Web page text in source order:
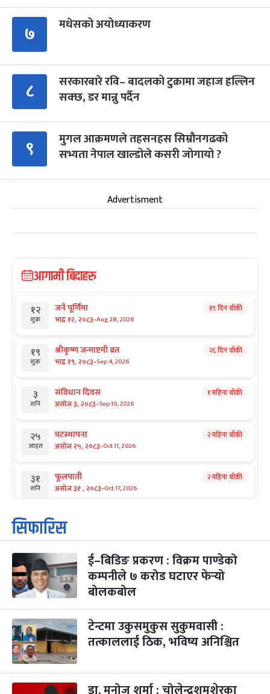
७ मधेसको अयोध्याकरण
८
सरकारबारे रवि– बादलको टुक्रामा जहाज हल्लिन
सक्छ, डर मान्नु पर्दैन
९
मुगल आक्रमणले तहसनहस सिम्रौनगढको
सभ्यता नेपाल खाल्डोले कसरी जोगायो ?
Advertisment
आगामी बिदाहरु
१२
शुक्र
जनै पूर्णिमा
भाद्र १२, २०८३-Aug 28, 2026
१९ दिन बाँकी
१९
शुक्र
श्रीकृष्ण जन्माष्टमी व्रत
भाद्र १९, २०८३-Sep 4, 2026
२६ दिन बाँकी
३
शनि
संविधान दिवस
असोज ३, २०८३-Sep 19, 2026
१ महिना बाँकी
२५
आइत
घटस्थापना
असोज २५, २०८३-Oct 11, 2026
२ महिना बाँकी
३१
शनि
फूलपाती
असोज ३१ , २०८३-Oct 17, 2026
२ महिना बाँकी
१
आइत
कार्तिक सङ्क्रान्ति
कार्तिक १, २०८३
३
मंगल
महानवमी
कार्तिक ३, २०८३-Oct 20, 2026
२ महिना बाँकी
४
५
बिहि
पापा‌ङ्कुशा एकादशी व्रत
कार्तिक ५, २०८३
२ महिना बाँकी
कुकुर तिहार ३ महिना बाँकी
सिफारिस
ई–बिडिङ प्रकरण : विक्रम पाण्डेको
कम्पनीले ७ करोड घटाएर फेर्‍यो
बोलकबोल
टेन्टमा उकुसमुकुस सुकुमवासी :
तत्काललाई ठिक, भविष्य अनिश्चित